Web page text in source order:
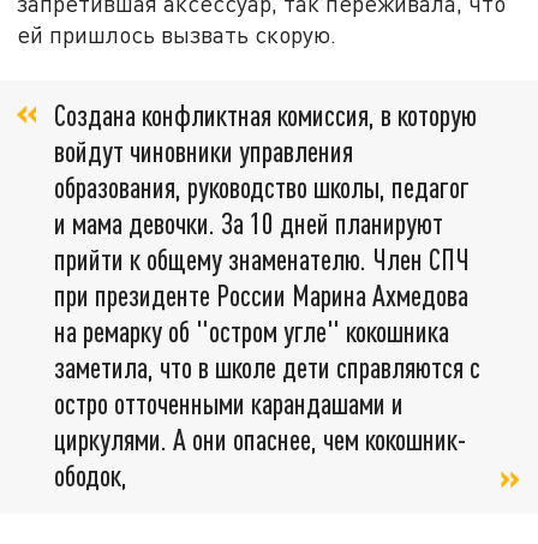
ей пришлось вызвать скорую.
Создана конфликтная комиссия, в которую
войдут чиновники управления
образования, руководство школы, педагог
и мама девочки. За 10 дней планируют
прийти к общему знаменателю. Член СПЧ
при президенте России Марина Ахмедова
на ремарку об "остром угле" кокошника
заметила, что в школе дети справляются с
остро отточенными карандашами и
циркулями. А они опаснее, чем кокошник-
ободок,